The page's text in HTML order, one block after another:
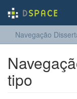
Navegação
tipo